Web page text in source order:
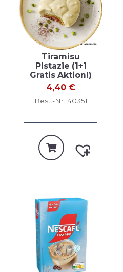
Tiramisu
Pistazie (1+1
Gratis Aktion!)
4,40 €
Best.-Nr: 40351